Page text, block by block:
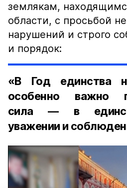
землякам,
области, с просьбой
нарушений и строго
и порядок:
«В Год единства
особенно важно
сила — в
уважении и